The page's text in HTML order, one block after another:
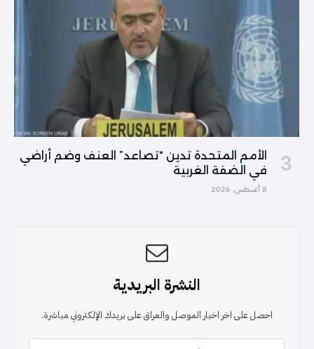
الأمم المتحدة تدين “تصاعد” العنف وضم أراضي
في الضفة الغربية
8 أغسطس, 2026
النشرة البريدية
احصل على اخر اخبار الموصل والعراق على بريدك الإلكتروني مباشرة.